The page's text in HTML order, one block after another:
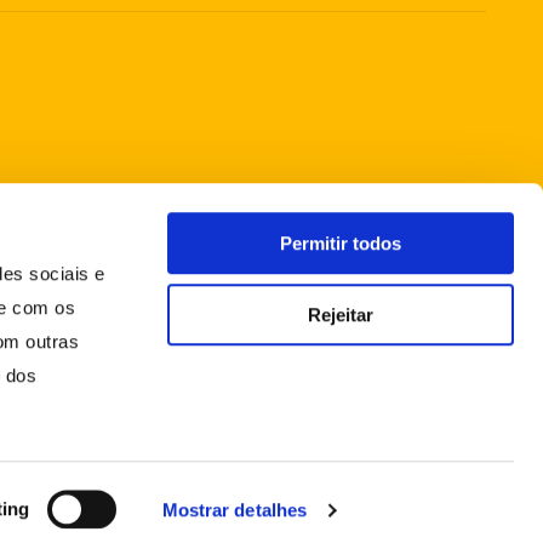
sociais e
com os
outras
dos
Mostrar detalhes
Permitir todos
Rejeitar
CONDIÇÕES GERAIS DE VENDA